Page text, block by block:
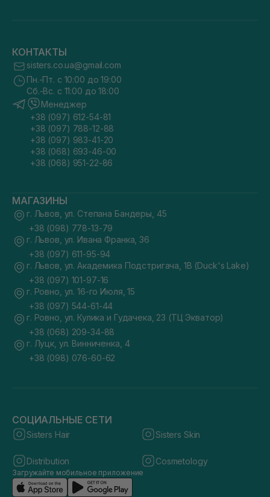
КОНТАКТЫ
sisters.co.ua@gmail.com
Пн.-Пт. с 10:00 до 19:00
Сб.-Вс. с 11:00 до 18:00
Менеджер
+38 (097) 612-54-81
+38 (097) 788-12-88
+38 (097) 983-41-20
+38 (068) 693-46-00
+38 (068) 951-22-86
МАГАЗИНЫ
г. Львов, ул. Степана Бандеры, 45
+38 (098) 778-13-79
г. Львов, ул. Ивана Франка, 36
+38 (097) 611-95-94
г. Львов, ул. Академика Подстригача, 1В (Duck's Lake)
+38 (097) 101-97-16
г. Ровно, ул. 16-го Июля, 15
+38 (097) 544-61-44
г. Ровно, ул. Кулика и Гудачека, 23 (ТЦ Экватор)
+38 (068) 209-34-88
г. Луцк, ул. Винниченка, 4
+38 (098) 076-60-62
СОЦИАЛЬНЫЕ СЕТИ
Sisters Hair Sisters Skin
Distribution Cosmetology
Загружайте мобильное приложение